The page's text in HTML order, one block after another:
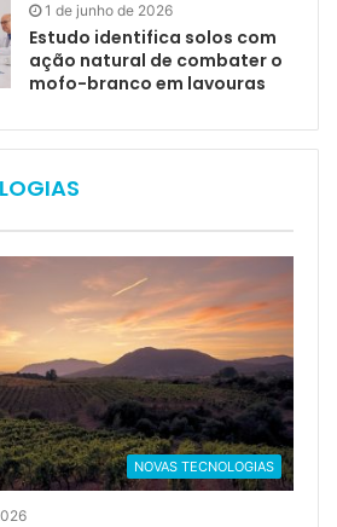
1 de junho de 2026
Estudo identifica solos com
ação natural de combater o
mofo-branco em lavouras
NOVAS TECNOLOGIAS